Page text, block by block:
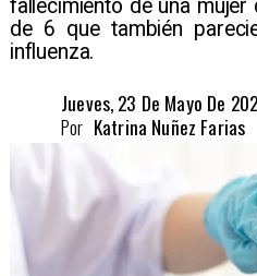
fallecimiento de una
de 6 que también
influenza.
Jueves, 23 De Mayo De
Katrina Nuñez Farias
Por